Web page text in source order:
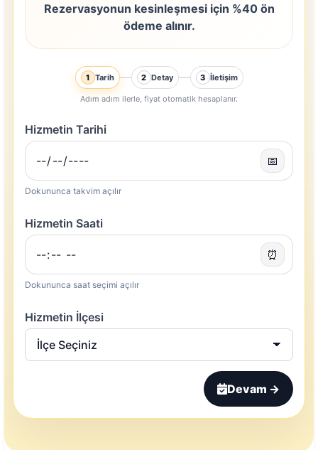
Rezervasyonun kesinleşmesi için %40 ön
ödeme alınır.
1 Tarih 2 Detay 3 İletişim
Adım adım ilerle, fiyat otomatik hesaplanır.
Hizmetin Tarihi
📅
Dokununca takvim açılır
Hizmetin Saati
⏰
Dokununca saat seçimi açılır
Hizmetin İlçesi
Devam →